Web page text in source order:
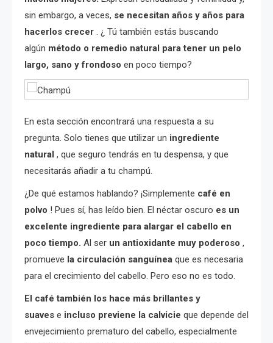
sin embargo, a veces, se necesitan años y años para
hacerlos crecer . ¿ Tú también estás buscando
algún método o remedio natural para tener un pelo
largo, sano y frondoso en poco tiempo?
En esta sección encontrará una respuesta a su
pregunta. Solo tienes que utilizar un ingrediente
natural , que seguro tendrás en tu despensa, y que
necesitarás añadir a tu champú.
¿De qué estamos hablando? ¡Simplemente café en
polvo ! Pues sí, has leído bien. El néctar oscuro es un
excelente ingrediente para alargar el cabello en
poco tiempo. Al ser un antioxidante muy poderoso ,
promueve la circulación sanguínea que es necesaria
para el crecimiento del cabello. Pero eso no es todo.
El café también los hace más brillantes y
suaves e incluso previene la calvicie que depende del
envejecimiento prematuro del cabello, especialmente